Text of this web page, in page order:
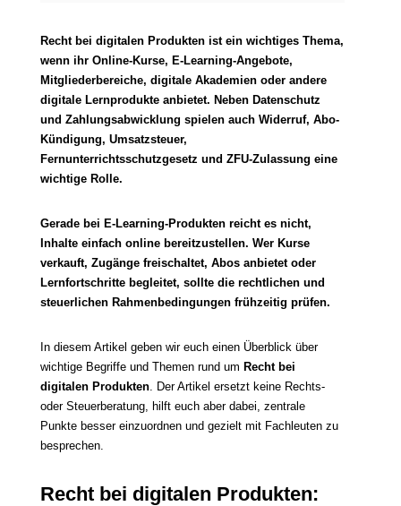
Recht bei digitalen Produkten ist ein wichtiges Thema,
wenn ihr Online-Kurse, E-Learning-Angebote,
Mitgliederbereiche, digitale Akademien oder andere
digitale Lernprodukte anbietet. Neben Datenschutz
und Zahlungsabwicklung spielen auch Widerruf, Abo-
Kündigung, Umsatzsteuer,
Fernunterrichtsschutzgesetz und ZFU-Zulassung eine
wichtige Rolle.
Gerade bei E-Learning-Produkten reicht es nicht,
Inhalte einfach online bereitzustellen. Wer Kurse
verkauft, Zugänge freischaltet, Abos anbietet oder
Lernfortschritte begleitet, sollte die rechtlichen und
steuerlichen Rahmenbedingungen frühzeitig prüfen.
In diesem Artikel geben wir euch einen Überblick über
wichtige Begriffe und Themen rund um Recht bei
digitalen Produkten. Der Artikel ersetzt keine Rechts-
oder Steuerberatung, hilft euch aber dabei, zentrale
Punkte besser einzuordnen und gezielt mit Fachleuten zu
besprechen.
Recht bei digitalen Produkten: